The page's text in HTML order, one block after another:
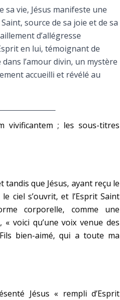
sa vie, Jésus manifeste une
source de sa joie et de sa
d’allégresse
en lui, témoignant de
l’amour divin, un mystère
accueilli et révélé au
vivificantem ; les sous-titres
que Jésus, ayant reçu le
ciel s’ouvrit, et l’Esprit Saint
corporelle, comme une
voici qu’une voix venue des
bien-aimé, qui a toute ma
Jésus « rempli d’Esprit